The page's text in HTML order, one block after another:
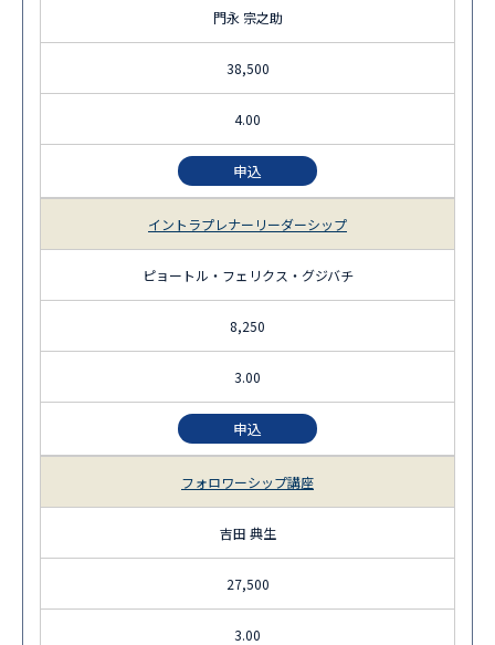
門永 宗之助
38,500
4.00
申込
イントラプレナーリーダーシップ
ピョートル・フェリクス・グジバチ
8,250
3.00
申込
フォロワーシップ講座
吉田 典生
27,500
3.00